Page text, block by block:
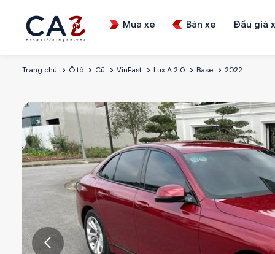
Mua xe Bán xe Đấu giá
Trang chủ Ô tô Cũ VinFast Lux A 2.0 Base 2022